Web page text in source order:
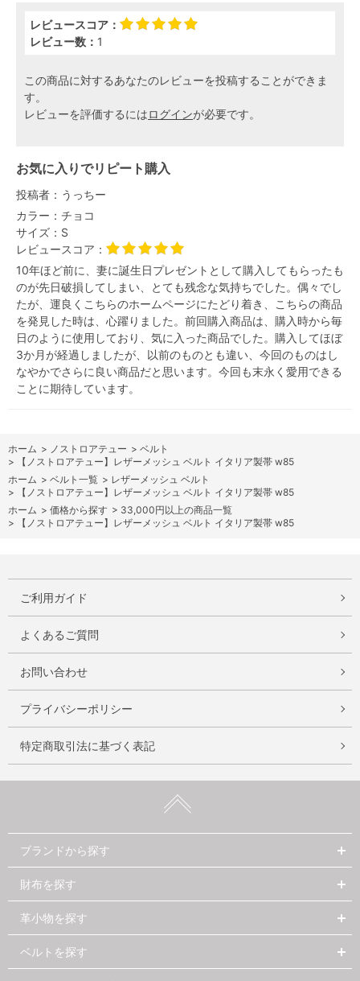
レビュースコア：
レビュー数： 1
この商品に対するあなたのレビューを投稿することができま
す。
レビューを評価するにはログインが必要です。
お気に入りでリピート購入
投稿者： うっちー
カラー： チョコ
サイズ： S
レビュースコア：
10年ほど前に、妻に誕生日プレゼントとして購入してもらったも
のが先日破損してしまい、とても残念な気持ちでした。偶々でし
たが、運良くこちらのホームページにたどり着き、こちらの商品
を発見した時は、心躍りました。前回購入商品は、購入時から毎
日のように使用しており、気に入った商品でした。購入してほぼ
3か月が経過しましたが、以前のものとも違い、今回のものはし
なやかでさらに良い商品だと思います。今回も末永く愛用できる
ことに期待しています。
ホーム > ノストロアテュー > ベルト
>
【ノストロアテュー】レザーメッシュ ベルト イタリア製帯 w85
ホーム > ベルト一覧 > レザーメッシュ ベルト
>
【ノストロアテュー】レザーメッシュ ベルト イタリア製帯 w85
ホーム > 価格から探す > 33,000円以上の商品一覧
>
【ノストロアテュー】レザーメッシュ ベルト イタリア製帯 w85
ご利用ガイド
よくあるご質問
お問い合わせ
プライバシーポリシー
特定商取引法に基づく表記
ブランドから探す
財布を探す
革小物を探す
ベルトを探す